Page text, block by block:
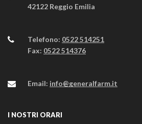
42122 Reggio Emilia
Telefono: 0522 514251
Fax: 0522 514376
Email: info@generalfarm.it
I NOSTRI ORARI